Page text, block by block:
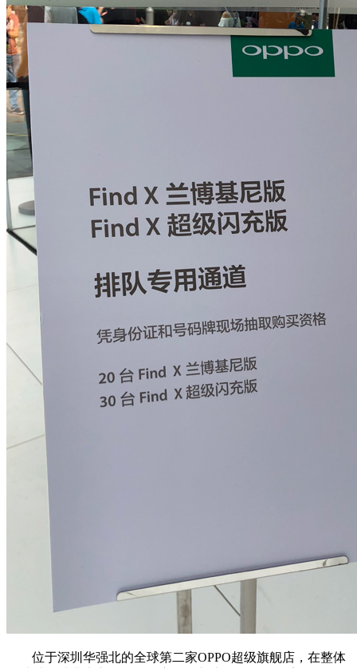
位于深圳华强北的全球第二家OPPO超级旗舰店，在整体